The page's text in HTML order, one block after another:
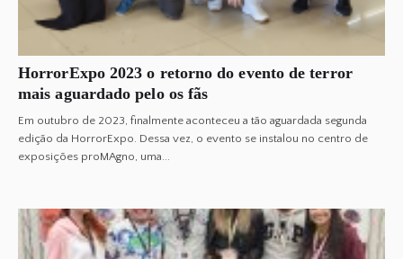
HorrorExpo 2023 o retorno do evento de terror
mais aguardado pelo os fãs
Em outubro de 2023, finalmente aconteceu a tão aguardada segunda
edição da HorrorExpo. Dessa vez, o evento se instalou no centro de
exposições proMAgno, uma...